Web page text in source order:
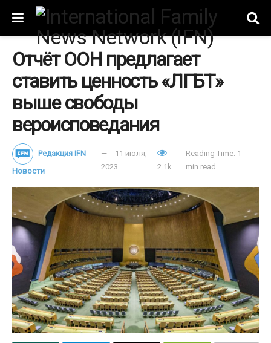
Отчёт ООН предлагает
ставить ценность «ЛГБТ»
выше свободы
вероисповедания
Редакция IFN
Новости
11 июля,
2023
2.1k
Reading Time: 1
min read